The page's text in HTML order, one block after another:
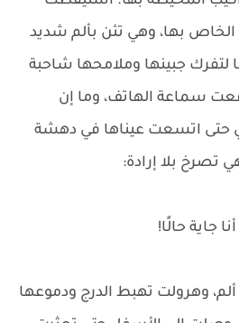
بها، وهي تئن بألم شديد
جبينها وملامحها شاحبة
سماعة الهاتف، وما إن
حتى اتسعت عيناها في دهشة
تصرخ بلا إرادة:
جاية حالًا!
وهرولت تهبط الدرج ودموعها